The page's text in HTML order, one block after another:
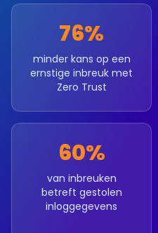
76%
minder kans op een
ernstige inbreuk met
Zero Trust
60%
van inbreuken
betreft gestolen
inloggegevens